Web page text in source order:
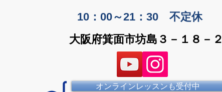
10：00～21：30 不定休
大阪府箕面市坊島３－１８－２
オンラインレッスンも受付中